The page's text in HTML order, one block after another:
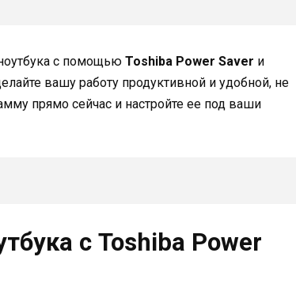
с помощью Toshiba Power Saver и
вашу работу продуктивной и удобной, не
прямо сейчас и настройте ее под ваши
с Toshiba Power